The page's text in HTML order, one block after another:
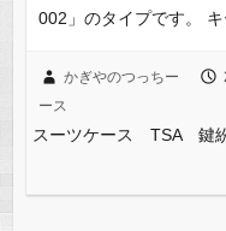
002」のタイプです。
かぎやのつっちー
ース
スーツケース TSA 鍵